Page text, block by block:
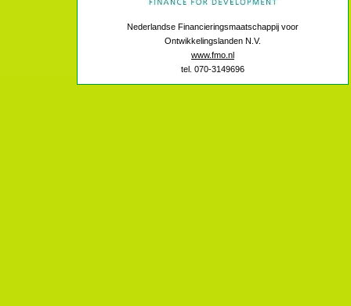
Nederlandse Financieringsmaatschappij voor
Ontwikkelingslanden N.V.
www.fmo.nl
tel. 070-3149696